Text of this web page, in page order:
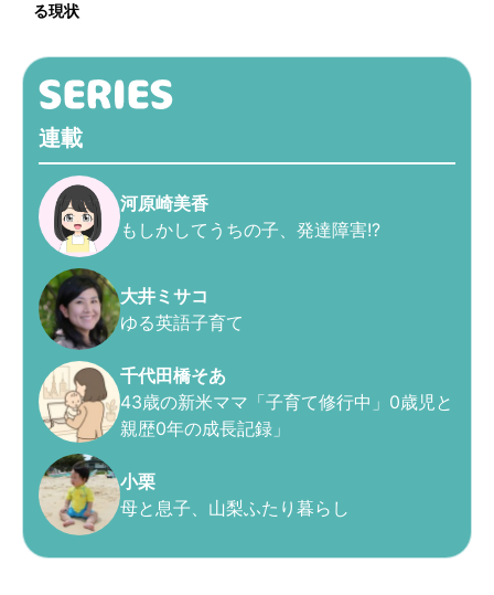
る現状
連載
河原崎美香
もしかしてうちの子、発達障害!?
大井ミサコ
ゆる英語子育て
千代田橋そあ
43歳の新米ママ「子育て修行中」0歳児と
親歴0年の成長記録」
小栗
母と息子、山梨ふたり暮らし